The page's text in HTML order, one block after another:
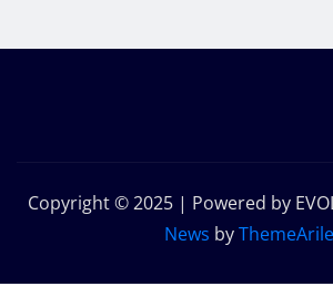
Copyright © 2025 | Powered by
News byThemeArile